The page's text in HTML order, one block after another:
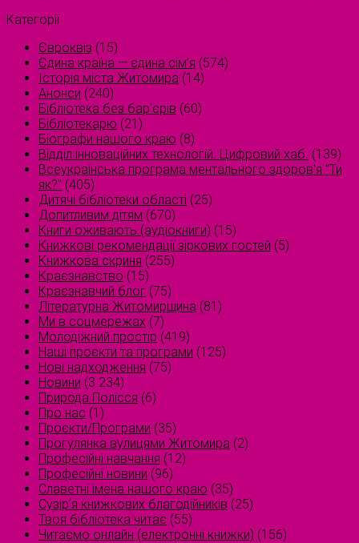
Категорії
Євроквіз (15)
Єдина країна — єдина сім’я (574)
Історія міста Житомира (14)
Анонси (240)
Бібліотека без бар'єрів (60)
Бібліотекарю (21)
Біографи нашого краю (8)
Відділ інноваційних технологій. Цифровий хаб. (139)
Всеукраїнська програма ментального здоров'я "Ти
як?" (405)
Дитячі бібліотеки області (25)
Допитливим дітям (670)
Книги оживають (аудіокниги) (15)
Книжкові рекомендації зіркових гостей (5)
Книжкова скриня (255)
Краєзнавство (15)
Краєзнавчий блог (75)
Літературна Житомирщина (81)
Ми в соцмережах (7)
Молодіжний простір (419)
Наші проєкти та програми (125)
Нові надходження (75)
Новини (3 234)
Природа Полісся (6)
Про нас (1)
Проєкти/Програми (35)
Прогулянка вулицями Житомира (2)
Професійні навчання (12)
Професійні новини (96)
Славетні імена нашого краю (35)
Сузірʼя книжкових благодійників (25)
Твоя бібліотека читає (55)
Читаємо онлайн (електронні книжки) (156)